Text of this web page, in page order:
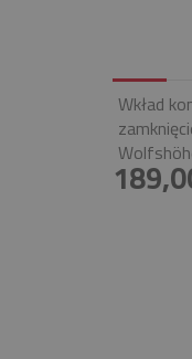
Wkład